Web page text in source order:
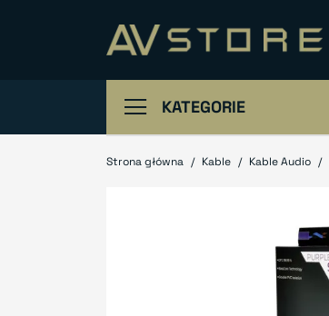
KATEGORIE
Strona główna Kable Kable Audio